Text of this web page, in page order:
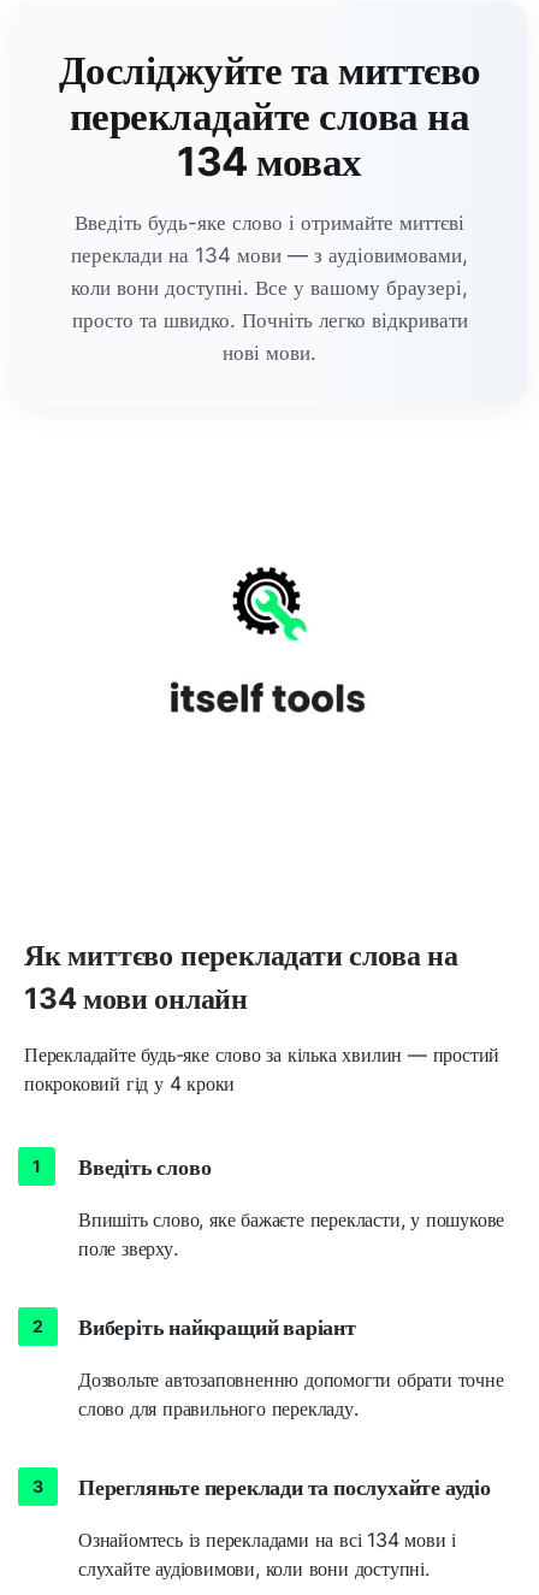
Досліджуйте та миттєво
перекладайте слова на
134 мовах
Введіть будь-яке слово і отримайте миттєві
переклади на 134 мови — з аудіовимовами,
коли вони доступні. Все у вашому браузері,
просто та швидко. Почніть легко відкривати
нові мови.
Як миттєво перекладати слова на
134 мови онлайн
Перекладайте будь-яке слово за кілька хвилин — простий
покроковий гід у 4 кроки
Введіть слово
Впишіть слово, яке бажаєте перекласти, у пошукове
поле зверху.
Виберіть найкращий варіант
Дозвольте автозаповненню допомогти обрати точне
слово для правильного перекладу.
Перегляньте переклади та послухайте аудіо
Ознайомтесь із перекладами на всі 134 мови і
слухайте аудіовимови, коли вони доступні.